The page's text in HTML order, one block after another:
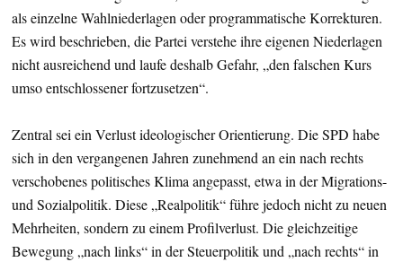
als einzelne Wahlniederlagen oder programmatische Korrekturen.
Es wird beschrieben, die Partei verstehe ihre eigenen Niederlagen
nicht ausreichend und laufe deshalb Gefahr, „den falschen Kurs
umso entschlossener fortzusetzen“.
Zentral sei ein Verlust ideologischer Orientierung. Die SPD habe
sich in den vergangenen Jahren zunehmend an ein nach rechts
verschobenes politisches Klima angepasst, etwa in der Migrations-
und Sozialpolitik. Diese „Realpolitik“ führe jedoch nicht zu neuen
Mehrheiten, sondern zu einem Profilverlust. Die gleichzeitige
Bewegung „nach links“ in der Steuerpolitik und „nach rechts“ in